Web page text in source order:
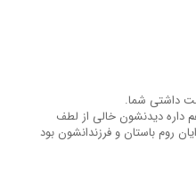
داشتی شما.
سینمایی هم داره دیدنشون خالی از لطف
روم باستان و فرزندانشون بود